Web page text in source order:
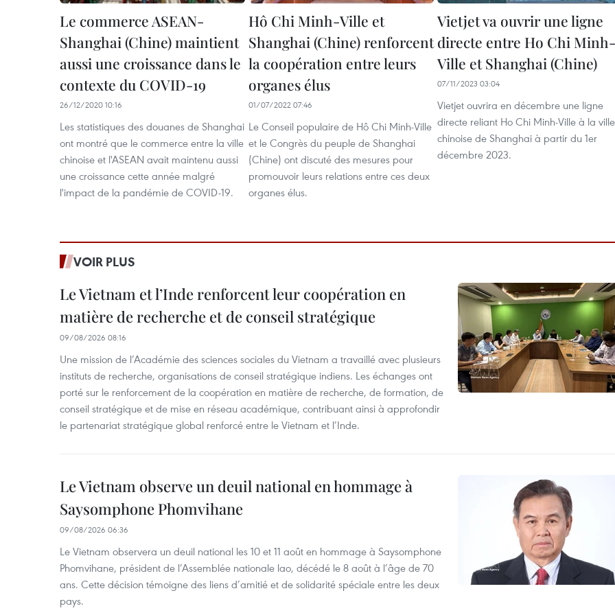
Le commerce ASEAN-
Shanghai (Chine) maintient
aussi une croissance dans le
contexte du COVID-19
26/12/2020 10:16
Les statistiques des douanes de Shanghai
ont montré que le commerce entre la ville
chinoise et l'ASEAN avait maintenu aussi
une croissance cette année malgré
l'impact de la pandémie de COVID-19.
Hô Chi Minh-Ville et
Shanghai (Chine) renforcent
la coopération entre leurs
organes élus
01/07/2022 07:46
Le Conseil populaire de Hô Chi Minh-Ville
et le Congrès du peuple de Shanghai
(Chine) ont discuté des mesures pour
promouvoir leurs relations entre ces deux
organes élus.
Vietjet va ouvrir une ligne
directe entre Ho Chi Minh-
Ville et Shanghai (Chine)
07/11/2023 03:04
Vietjet ouvrira en décembre une ligne
directe reliant Ho Chi Minh-Ville à la ville
chinoise de Shanghai à partir du 1er
décembre 2023.
VOIR PLUS
Le Vietnam et l’Inde renforcent leur coopération en
matière de recherche et de conseil stratégique
09/08/2026 08:16
Une mission de l’Académie des sciences sociales du Vietnam a travaillé avec plusieurs
instituts de recherche, organisations de conseil stratégique indiens. Les échanges ont
porté sur le renforcement de la coopération en matière de recherche, de formation, de
conseil stratégique et de mise en réseau académique, contribuant ainsi à approfondir
le partenariat stratégique global renforcé entre le Vietnam et l’Inde.
Le Vietnam observe un deuil national en hommage à
Saysomphone Phomvihane
09/08/2026 06:36
Le Vietnam observera un deuil national les 10 et 11 août en hommage à Saysomphone
Phomvihane, président de l’Assemblée nationale lao, décédé le 8 août à l’âge de 70
ans. Cette décision témoigne des liens d’amitié et de solidarité spéciale entre les deux
pays.